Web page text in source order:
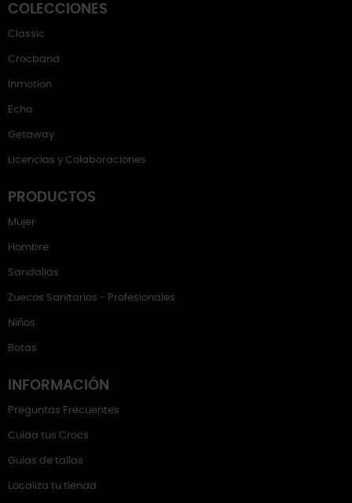
COLECCIONES
Classic
Crocband
Inmotion
Echo
Getaway
Licencias y Colaboraciones
PRODUCTOS
Mujer
Hombre
Sandalias
Zuecos Sanitarios - Profesionales
Niños
Botas
INFORMACIÓN
Preguntas Frecuentes
Cuida tus Crocs
Guías de tallas
Localiza tu tienda